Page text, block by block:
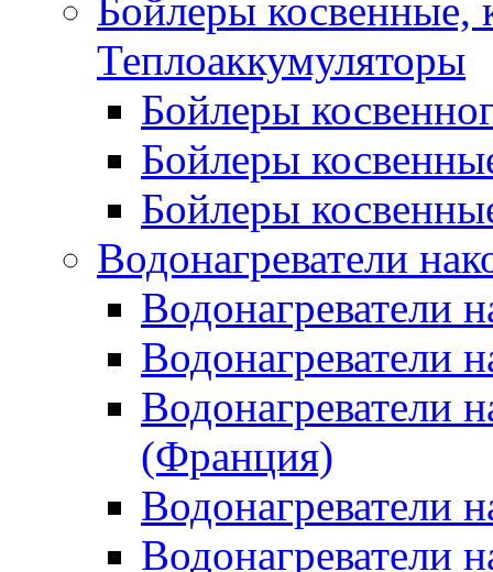
Бойлеры косвенные,
Теплоаккумуляторы
Бойлеры
Бойлеры
Бойлеры
Водонагреватели
Водонагреватели
Водонагреватели
Водонагреватели
(Франция)
Водонагреватели
Водонагреватели